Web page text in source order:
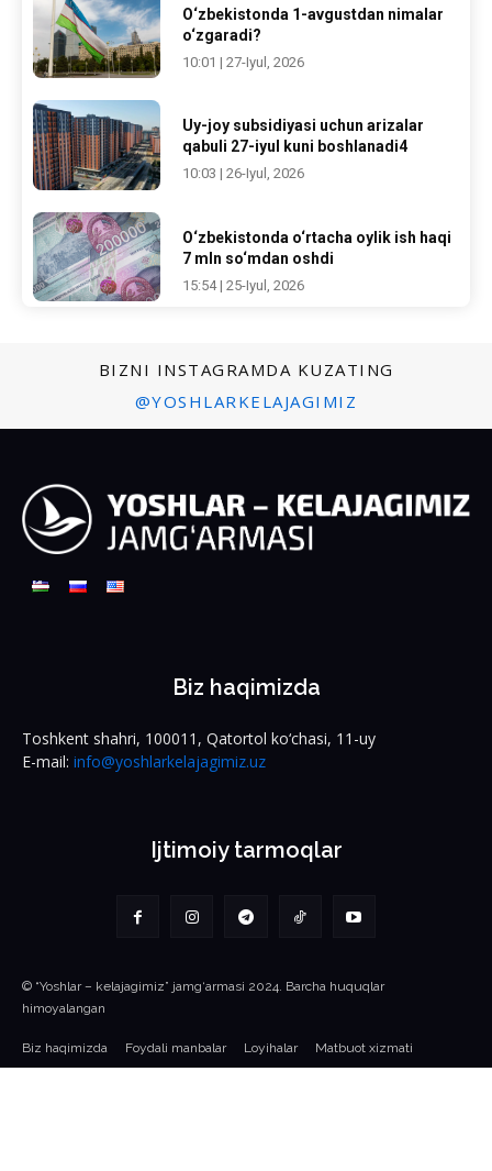
O‘zbekistonda 1-avgustdan nimalar
o‘zgaradi?
10:01 | 27-Iyul, 2026
Uy-joy subsidiyasi uchun arizalar
qabuli 27-iyul kuni boshlanadi4
10:03 | 26-Iyul, 2026
O‘zbekistonda o‘rtacha oylik ish haqi
7 mln so‘mdan oshdi
15:54 | 25-Iyul, 2026
BIZNI INSTAGRAMDA KUZATING
@YOSHLARKELAJAGIMIZ
Biz haqimizda
Toshkent shahri, 100011, Qatortol ko‘chasi, 11-uy
E-mail: info@yoshlarkelajagimiz.uz
Ijtimoiy tarmoqlar
© “Yoshlar – kelajagimiz” jamg‘armasi 2024. Barcha huquqlar
himoyalangan
Biz haqimizda Foydali manbalar Loyihalar Matbuot xizmati